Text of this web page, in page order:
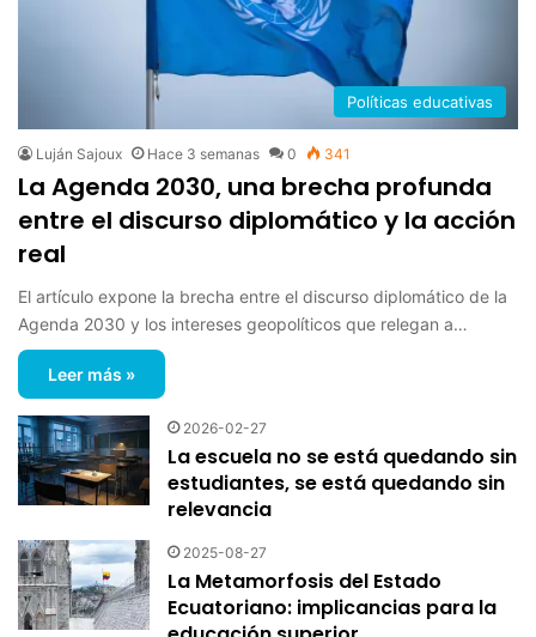
Políticas educativas
Luján Sajoux Hace 3 semanas 0 341
La Agenda 2030, una brecha profunda
entre el discurso diplomático y la acción
real
El artículo expone la brecha entre el discurso diplomático de la
Agenda 2030 y los intereses geopolíticos que relegan a…
Leer más »
2026-02-27
La escuela no se está quedando sin
estudiantes, se está quedando sin
relevancia
2025-08-27
La Metamorfosis del Estado
Ecuatoriano: implicancias para la